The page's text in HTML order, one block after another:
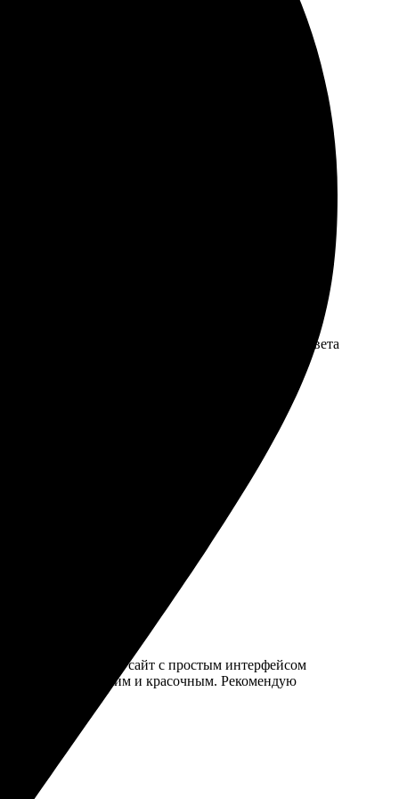
всё отлично упаковано. Рекомендую всем!
легко настроить под себя. Печать качественная,
и близких.
удобный шаблон. Качество печати выше похвал, цвета
что сделать!
макеты. Рекомендую всем друзьям!
уровне. Удобный сайт с простым интерфейсом
получился ярким и красочным. Рекомендую